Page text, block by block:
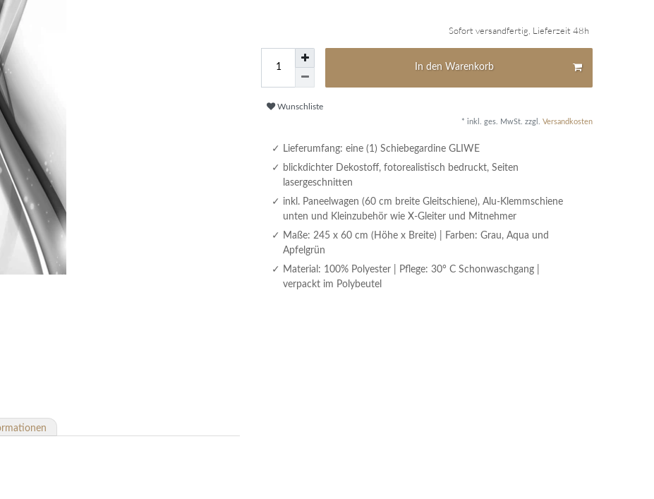
Sofort versandfertig, Lieferzeit 48h
In den Warenkorb
Wunschliste
* inkl. ges. MwSt. zzgl. Versandkosten
Lieferumfang: eine (1) Schiebegardine GLIWE
blickdichter Dekostoff, fotorealistisch bedruckt, Seiten
lasergeschnitten
inkl. Paneelwagen (60 cm breite Gleitschiene), Alu-Klemmschiene
unten und Kleinzubehör wie X-Gleiter und Mitnehmer
Maße: 245 x 60 cm (Höhe x Breite) | Farben: Grau, Aqua und
Apfelgrün
Material: 100% Polyester | Pflege: 30° C Schonwaschgang |
verpackt im Polybeutel